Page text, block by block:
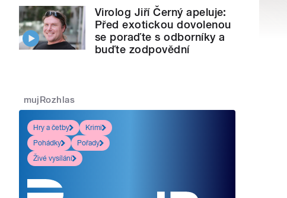
Virolog Jiří Černý apeluje:
Před exotickou dovolenou
se poraďte s odborníky a
buďte zodpovědní
mujRozhlas
Hry a četby
Krimi
Pohádky
Pořady
Živé vysílání